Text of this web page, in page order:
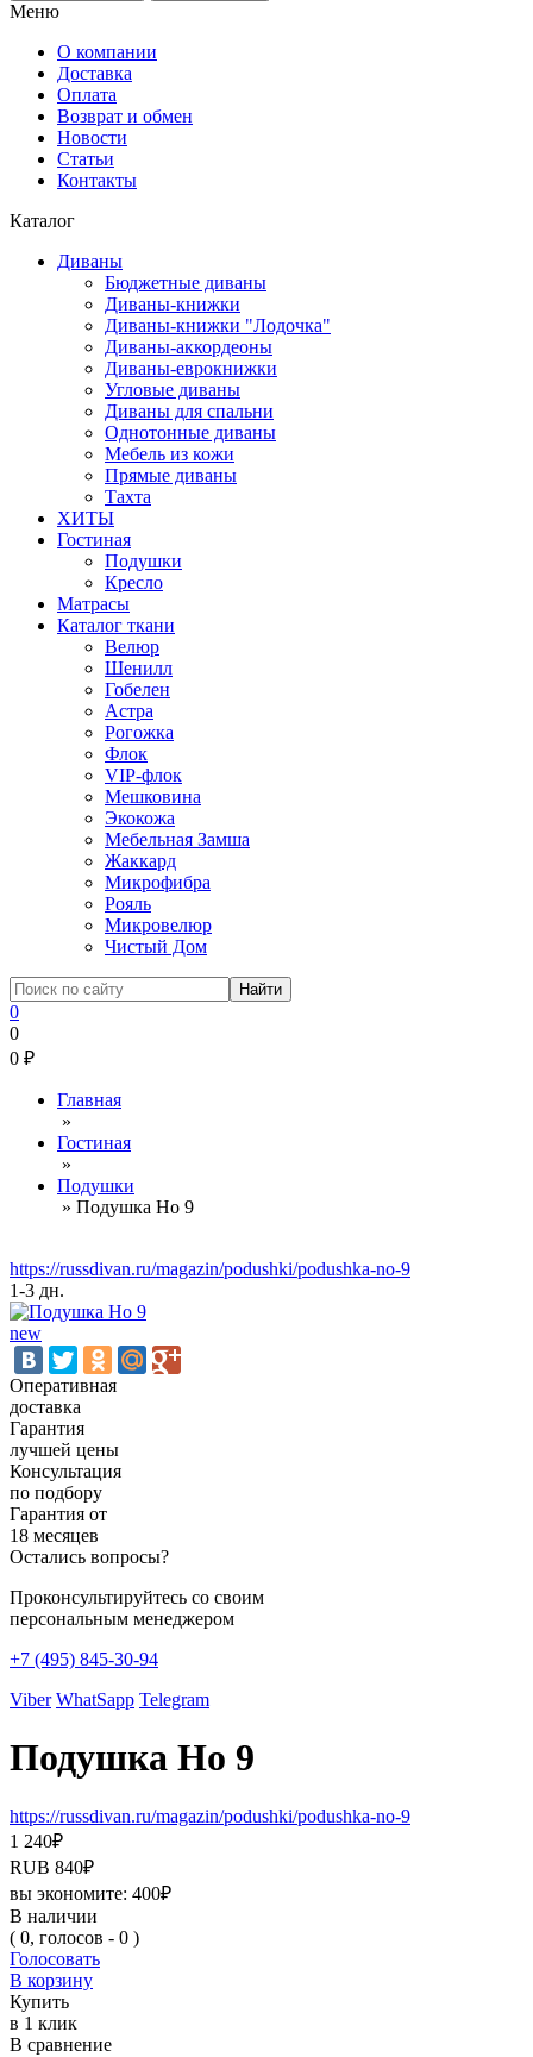
Меню
О компании
Доставка
Оплата
Возврат и обмен
Новости
Статьи
Контакты
Каталог
Диваны
Бюджетные диваны
Диваны-книжки
Диваны-книжки "Лодочка"
Диваны-аккордеоны
Диваны-еврокнижки
Угловые диваны
Диваны для спальни
Однотонные диваны
Мебель из кожи
Прямые диваны
Тахта
ХИТЫ
Гостиная
Подушки
Кресло
Матрасы
Каталог ткани
Велюр
Шенилл
Гобелен
Астра
Рогожка
Флок
VIP-флок
Мешковина
Экокожа
Мебельная Замша
Жаккард
Микрофибра
Рояль
Микровелюр
Чистый Дом
0
0
0 ₽
Главная
»
Гостиная
»
Подушки
» Подушка Но 9
https://russdivan.ru/magazin/podushki/podushka-no-9
1-3 дн.
new
Оперативная
доставка
Гарантия
лучшей цены
Консультация
по подбору
Гарантия от
18 месяцев
Остались вопросы?
Проконсультируйтесь со своим
персональным менеджером
+7 (495) 845-30-94
Viber WhatSapp Telegram
Подушка Но 9
https://russdivan.ru/magazin/podushki/podushka-no-9
1 240₽
RUB 840₽
вы экономите: 400₽
В наличии
( 0, голосов - 0 )
Голосовать
В корзину
Купить
в 1 клик
В сравнение